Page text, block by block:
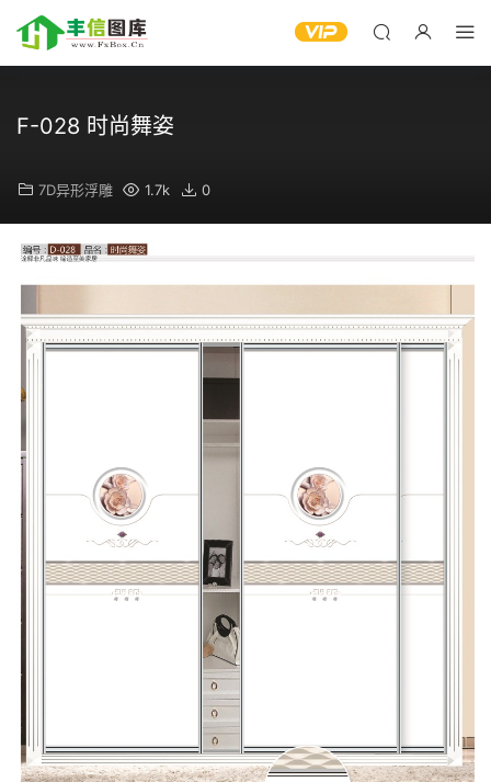
F-028 时尚舞姿
7D异形浮雕 1.7k 0